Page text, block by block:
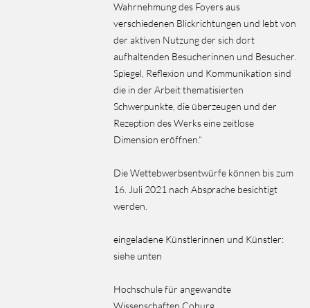
Wahrnehmung des Foyers aus
verschiedenen Blickrichtungen und lebt von
der aktiven Nutzung der sich dort
aufhaltenden Besucherinnen und Besucher.
Spiegel, Reflexion und Kommunikation sind
die in der Arbeit thematisierten
Schwerpunkte, die überzeugen und der
Rezeption des Werks eine zeitlose
Dimension eröffnen.“
Die Wettebwerbsentwürfe können bis zum
16. Juli 2021 nach Absprache besichtigt
werden.
eingeladene Künstlerinnen und Künstler:
siehe unten
Hochschule für angewandte
Wissenschaften Coburg